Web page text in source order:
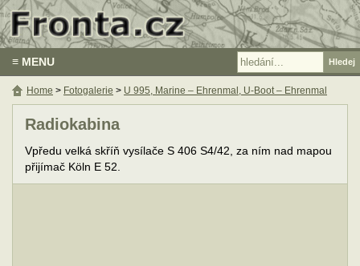
≡ MENU
Radiokabina
Vpředu velká skříň vysílače S 406 S4/42, za ním nad mapou
přijímač Köln E 52.
Home > Fotogalerie > U 995, Marine – Ehrenmal, U-Boot – Ehrenmal